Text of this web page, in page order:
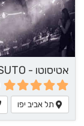
אטיסוטו - ATISUTO - שירותי מוזיקה
תל אביב יפו